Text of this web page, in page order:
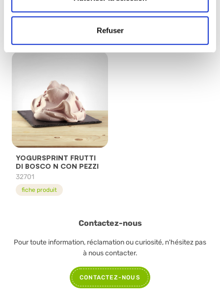
Refuser
POPCORN SPRINT
48571
TROPICAL COCCO
SPRINT
fiche produit
YOGURSPRINT FRUTTI
DI BOSCO N CON PEZZI
32701
fiche produit
Contactez-nous
Pour toute information, réclamation ou curiosité, n'hésitez pas
à nous contacter.
CONTACTEZ-NOUS